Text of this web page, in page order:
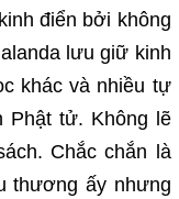
điển bởi không
lưu giữ kinh
khác và nhiều tự
Phật tử. Không lẽ
Chắc chắn là
thương ấy nhưng